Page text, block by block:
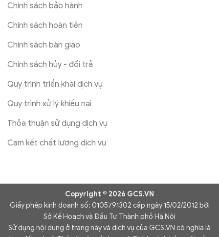
Chính sách bảo hành
Chính sách hoàn tiền
Chính sách bàn giao
Chính sách hủy - đổi trả
Quy trình triển khai dịch vụ
Quy trình xử lý khiếu nại
Thỏa thuận sử dụng dịch vụ
Cam kết chất lượng dịch vụ
Copyright © 2026 GCS.VN
Giấy phép kinh doanh số: 0105791302 cấp ngày 15/02/2012 bởi
Sở Kế Hoạch và Đầu Tư Thành phố Hà Nội
Sử dụng nội dung ở trang này và dịch vụ của GCS.VN có nghĩa là